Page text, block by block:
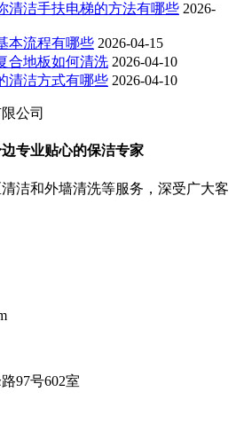
清洁手扶电梯的方法有哪些 2026-
本流程有哪些 2026-04-15
合地板如何清洗 2026-04-10
清洁方式有哪些 2026-04-10
专业贴心的保洁专家
洁和外墙清洗等服务，深受广大客
97号602室